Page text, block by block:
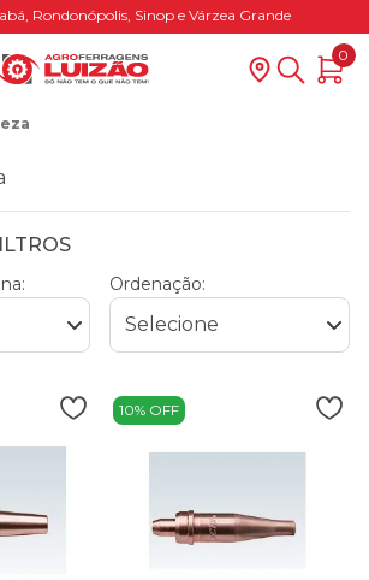
Rondonópolis, Sinop e Várzea Grande
0
Ordenação:
10% OFF